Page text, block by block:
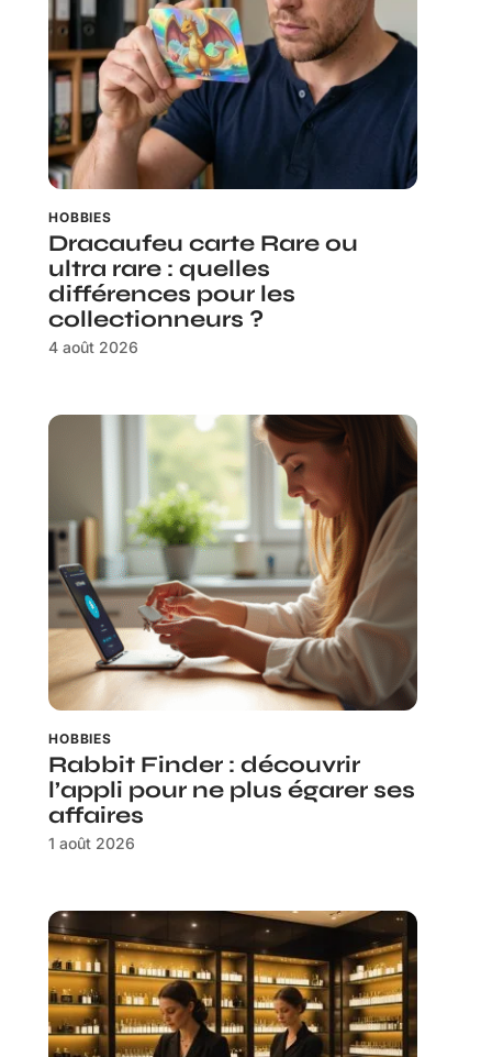
HOBBIES
Dracaufeu carte Rare ou
ultra rare : quelles
différences pour les
collectionneurs ?
4 août 2026
HOBBIES
Rabbit Finder : découvrir
l’appli pour ne plus égarer ses
affaires
1 août 2026